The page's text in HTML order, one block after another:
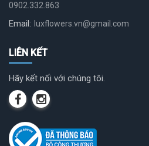
0902.332.863
Email: luxflowers.vn@gmail.com
LIÊN KẾT
Hãy kết nối với chúng tôi.